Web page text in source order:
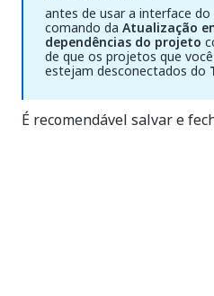
antes de usar a interface do
comando da Atualização
dependências do projeto
de que os projetos que
estejam desconectados do
É recomendável salvar e